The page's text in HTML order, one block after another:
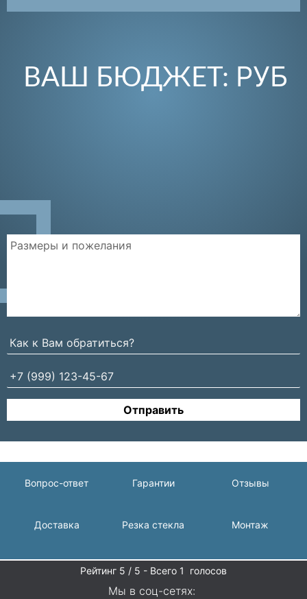
ВАШ БЮДЖЕТ: РУБ
Отправить
Вопрос-ответ Гарантии Отзывы
Доставка Резка стекла Монтаж
Рейтинг 5 / 5 - Всего 1 голосов
Мы в соц-сетях: